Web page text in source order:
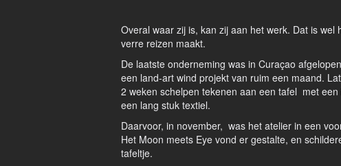
Overal waar zij is, kan zij aan het werk. Dat is wel
verre reizen maakt.
De laatste onderneming was in Curaçao
een land-art wind projekt van ruim een maand.
2 weken schelpen tekenen aan een tafel met
een lang stuk textiel.
Daarvoor, in november, was het atelier in een
Het Moon meets Eye vond er gestalte, en
tafeltje.